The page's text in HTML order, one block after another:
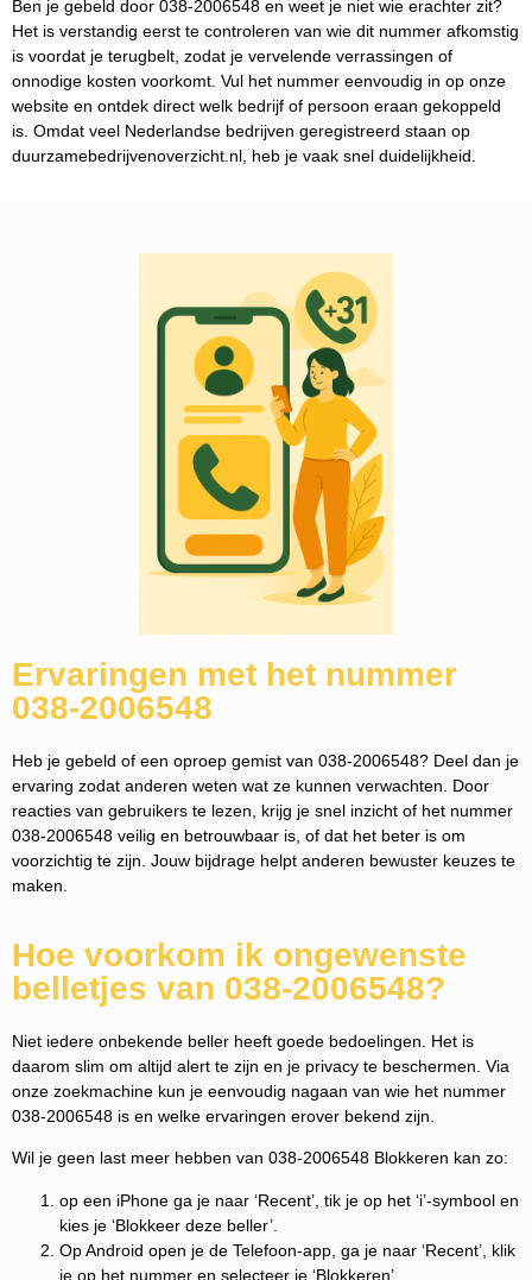
Ben je gebeld door 038-2006548 en weet je niet wie erachter zit?
Het is verstandig eerst te controleren van wie dit nummer afkomstig
is voordat je terugbelt, zodat je vervelende verrassingen of
onnodige kosten voorkomt. Vul het nummer eenvoudig in op onze
website en ontdek direct welk bedrijf of persoon eraan gekoppeld
is. Omdat veel Nederlandse bedrijven geregistreerd staan op
duurzamebedrijvenoverzicht.nl, heb je vaak snel duidelijkheid.
Ervaringen met het nummer
038-2006548
Heb je gebeld of een oproep gemist van 038-2006548? Deel dan je
ervaring zodat anderen weten wat ze kunnen verwachten. Door
reacties van gebruikers te lezen, krijg je snel inzicht of het nummer
038-2006548 veilig en betrouwbaar is, of dat het beter is om
voorzichtig te zijn. Jouw bijdrage helpt anderen bewuster keuzes te
maken.
Hoe voorkom ik ongewenste
belletjes van 038-2006548?
Niet iedere onbekende beller heeft goede bedoelingen. Het is
daarom slim om altijd alert te zijn en je privacy te beschermen. Via
onze zoekmachine kun je eenvoudig nagaan van wie het nummer
038-2006548 is en welke ervaringen erover bekend zijn.
Wil je geen last meer hebben van 038-2006548 Blokkeren kan zo:
op een iPhone ga je naar ‘Recent’, tik je op het ‘i’-symbool en
kies je ‘Blokkeer deze beller’.
Op Android open je de Telefoon-app, ga je naar ‘Recent’, klik
je op het nummer en selecteer je ‘Blokkeren’.